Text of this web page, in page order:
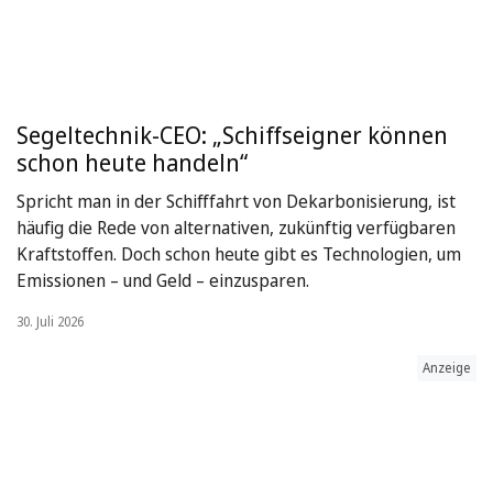
Segeltechnik-CEO: „Schiffseigner können
schon heute handeln“
Spricht man in der Schifffahrt von Dekarbonisierung, ist
häufig die Rede von alternativen, zukünftig verfügbaren
Kraftstoffen. Doch schon heute gibt es Technologien, um
Emissionen – und Geld – einzusparen.
30. Juli 2026
Anzeige